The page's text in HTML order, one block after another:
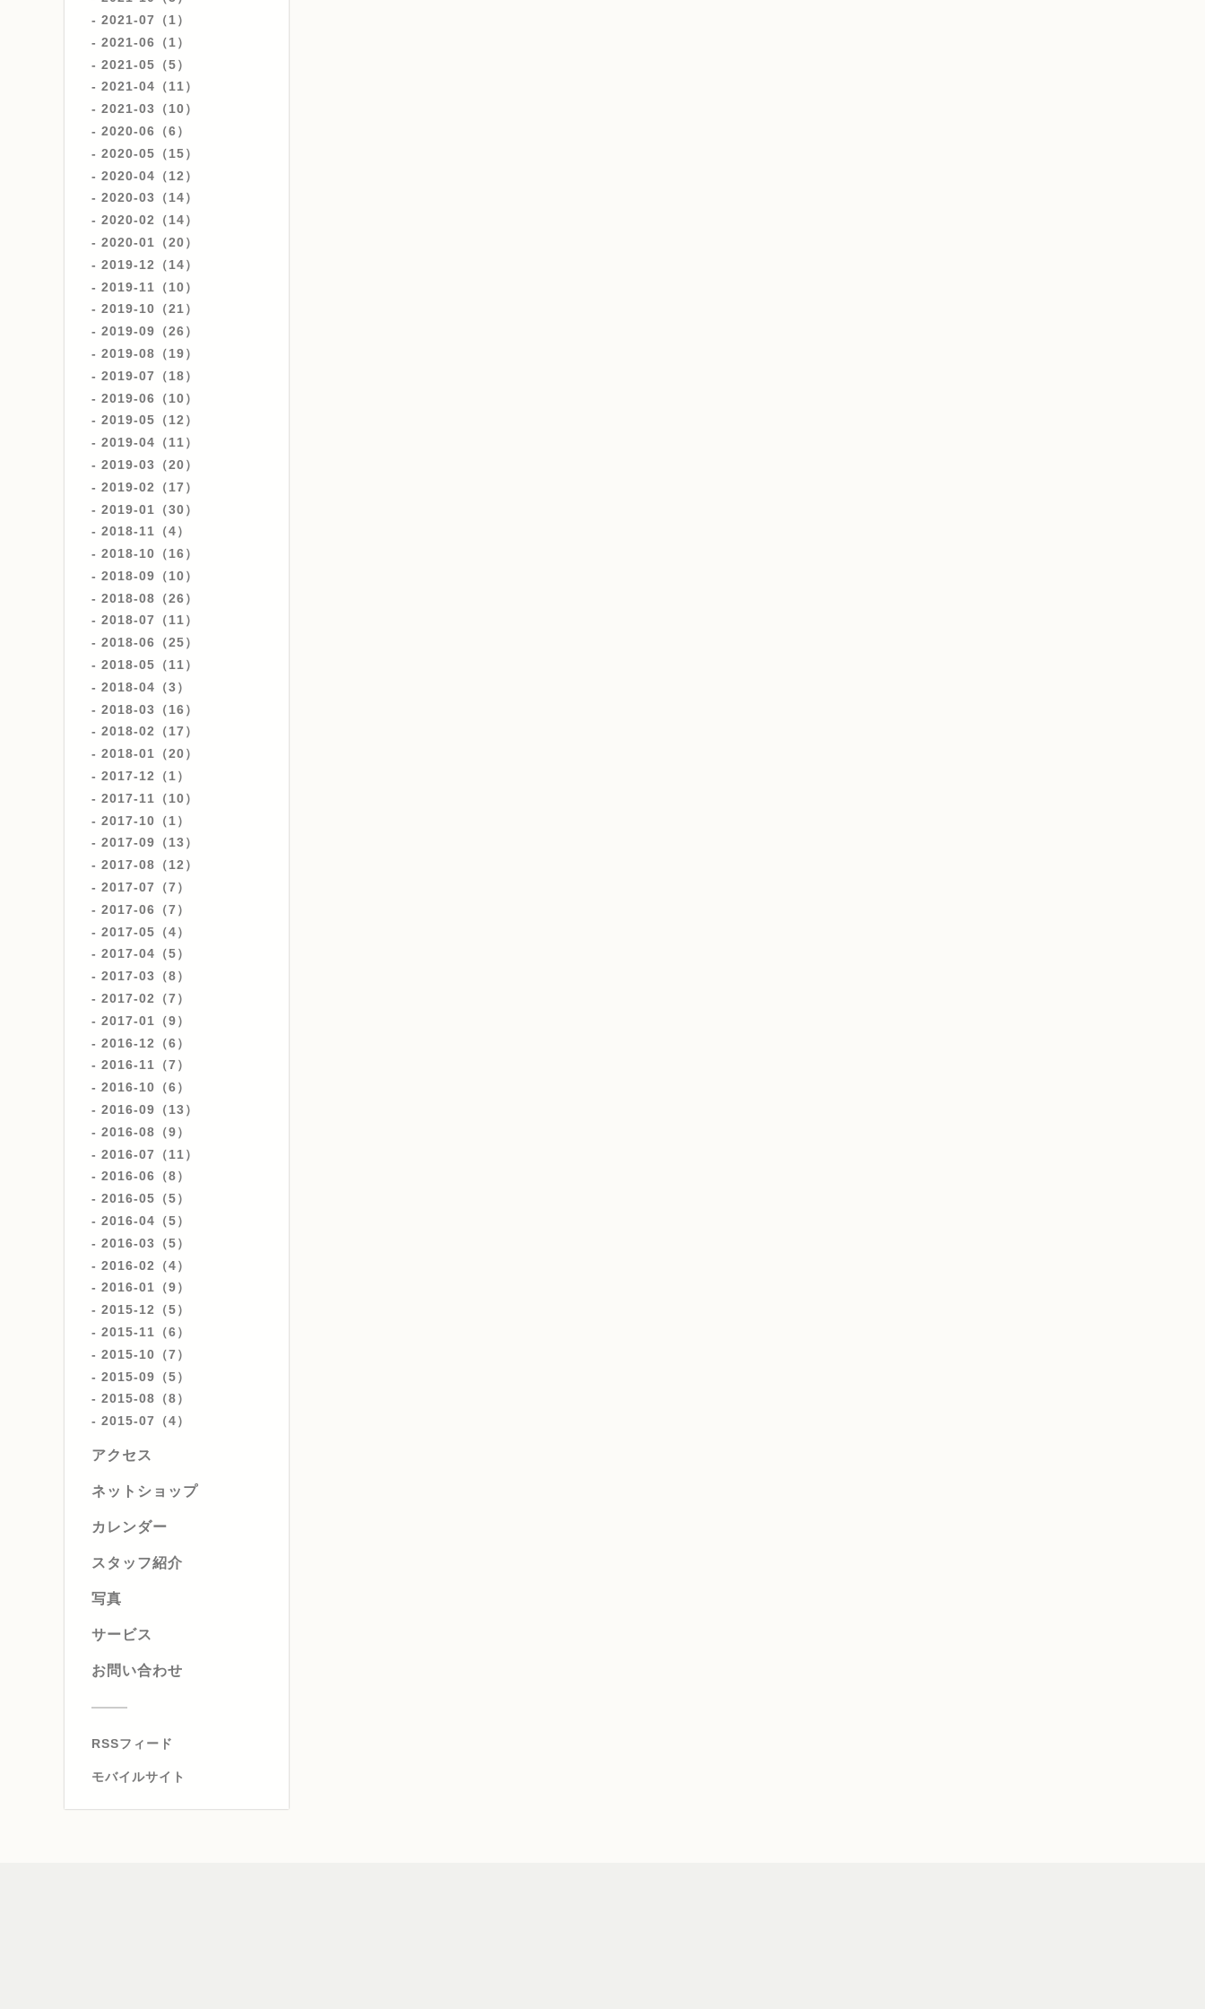
2021-07（1）
2021-06（1）
2021-05（5）
2021-04（11）
2021-03（10）
2020-06（6）
2020-05（15）
2020-04（12）
2020-03（14）
2020-02（14）
2020-01（20）
2019-12（14）
2019-11（10）
2019-10（21）
2019-09（26）
2019-08（19）
2019-07（18）
2019-06（10）
2019-05（12）
2019-04（11）
2019-03（20）
2019-02（17）
2019-01（30）
2018-11（4）
2018-10（16）
2018-09（10）
2018-08（26）
2018-07（11）
2018-06（25）
2018-05（11）
2018-04（3）
2018-03（16）
2018-02（17）
2018-01（20）
2017-12（1）
2017-11（10）
2017-10（1）
2017-09（13）
2017-08（12）
2017-07（7）
2017-06（7）
2017-05（4）
2017-04（5）
2017-03（8）
2017-02（7）
2017-01（9）
2016-12（6）
2016-11（7）
2016-10（6）
2016-09（13）
2016-08（9）
2016-07（11）
2016-06（8）
2016-05（5）
2016-04（5）
2016-03（5）
2016-02（4）
2016-01（9）
2015-12（5）
2015-11（6）
2015-10（7）
2015-09（5）
2015-08（8）
2015-07（4）
アクセス
ネットショップ
カレンダー
スタッフ紹介
写真
サービス
お問い合わせ
RSSフィード
モバイルサイト